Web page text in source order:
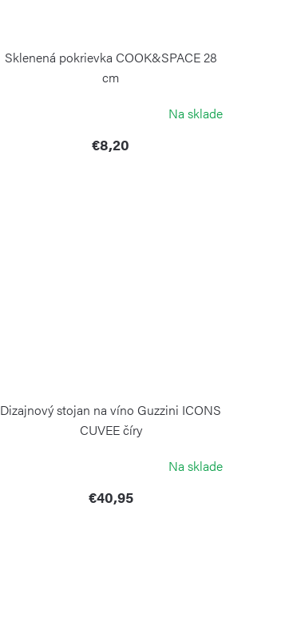
Sklenená pokrievka COOK&SPACE 28
cm
Na sklade
€8,20
Dizajnový stojan na víno Guzzini ICONS
CUVEE číry
Na sklade
€40,95